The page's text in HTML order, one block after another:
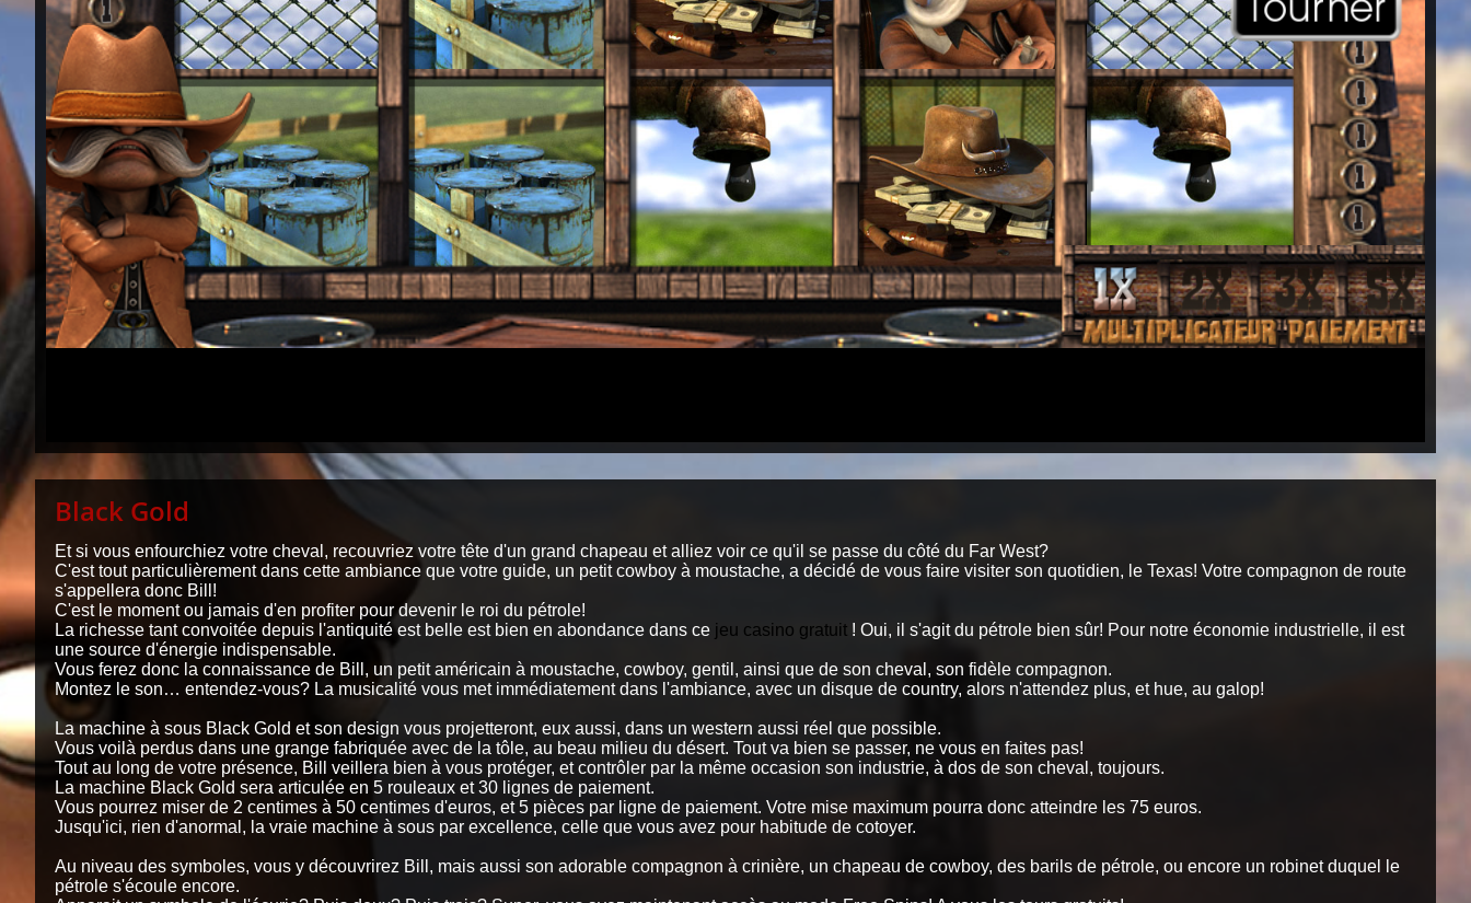
Black Gold
Et si vous enfourchiez votre cheval, recouvriez votre tête d'un grand chapeau et alliez voir ce qu'il se passe du côté du Far West?
C'est tout particulièrement dans cette ambiance que votre guide, un petit cowboy à moustache, a décidé de vous faire visiter son quotidien, le Texas! Votre compagnon de route
s'appellera donc Bill!
C'est le moment ou jamais d'en profiter pour devenir le roi du pétrole!
La richesse tant convoitée depuis l'antiquité est belle est bien en abondance dans ce jeu casino gratuit ! Oui, il s'agit du pétrole bien sûr! Pour notre économie industrielle, il est
une source d'énergie indispensable.
Vous ferez donc la connaissance de Bill, un petit américain à moustache, cowboy, gentil, ainsi que de son cheval, son fidèle compagnon.
Montez le son… entendez-vous? La musicalité vous met immédiatement dans l'ambiance, avec un disque de country, alors n'attendez plus, et hue, au galop!
La machine à sous Black Gold et son design vous projetteront, eux aussi, dans un western aussi réel que possible.
Vous voilà perdus dans une grange fabriquée avec de la tôle, au beau milieu du désert. Tout va bien se passer, ne vous en faites pas!
Tout au long de votre présence, Bill veillera bien à vous protéger, et contrôler par la même occasion son industrie, à dos de son cheval, toujours.
La machine Black Gold sera articulée en 5 rouleaux et 30 lignes de paiement.
Vous pourrez miser de 2 centimes à 50 centimes d'euros, et 5 pièces par ligne de paiement. Votre mise maximum pourra donc atteindre les 75 euros.
Jusqu'ici, rien d'anormal, la vraie machine à sous par excellence, celle que vous avez pour habitude de cotoyer.
Au niveau des symboles, vous y découvrirez Bill, mais aussi son adorable compagnon à crinière, un chapeau de cowboy, des barils de pétrole, ou encore un robinet duquel le
pétrole s'écoule encore.